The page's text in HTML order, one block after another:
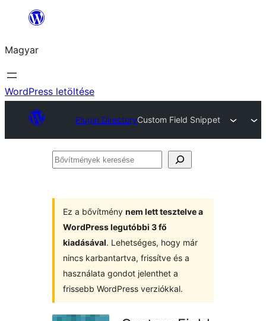
Ugrás
tartalomhoz
Magyar
WordPress letöltése
Plugin DirectoryCustom Field Snippet
Bővítmények
Ez a bővítmény nem lett tesztelve a
WordPress legutóbbi 3 fő
kiadásával. Lehetséges, hogy már
nincs karbantartva, frissítve és a
használata gondot jelenthet a
frissebb WordPress verziókkal.